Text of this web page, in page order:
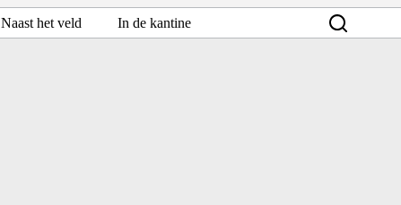
Naast het veld In de kantine